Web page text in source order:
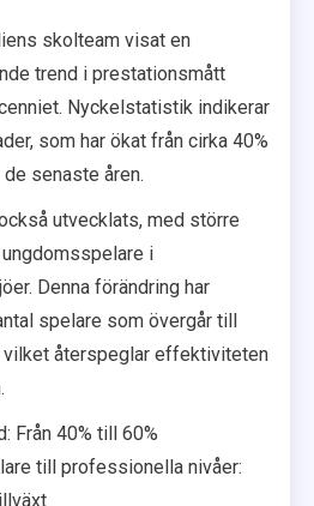
skolteam visat en
trend i prestationsmått
Nyckelstatistik indikerar
som har ökat från cirka 40%
senaste åren.
utvecklats, med större
i
Denna förändring har
spelare som övergår till
återspeglar effektiviteten
Från 40% till 60%
till professionella nivåer: